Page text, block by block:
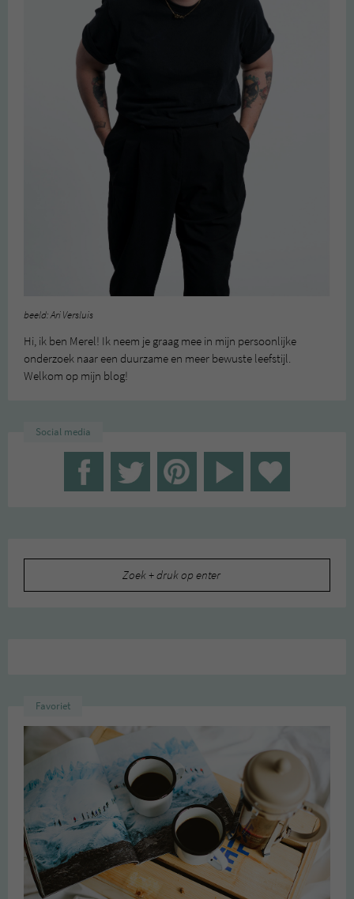
beeld: Ari Versluis
Hi, ik ben Merel! Ik neem je graag mee in mijn persoonlijke
onderzoek naar een duurzame en meer bewuste leefstijl.
Welkom op mijn blog!
Social media
Favoriet